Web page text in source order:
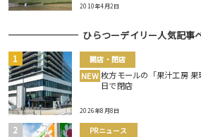
2010年4月2日
ひらつーデイリー人気記事
開店・閉店
NEW 枚方モールの「果汁工房
日で閉店
2026年8月8日
PRニュース